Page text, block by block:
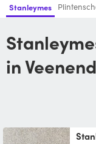
Stanleymes
Stanleymes huren van je buren
in